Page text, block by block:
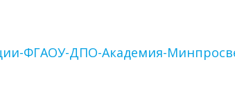
ФГАОУ-ДПО-Академия-